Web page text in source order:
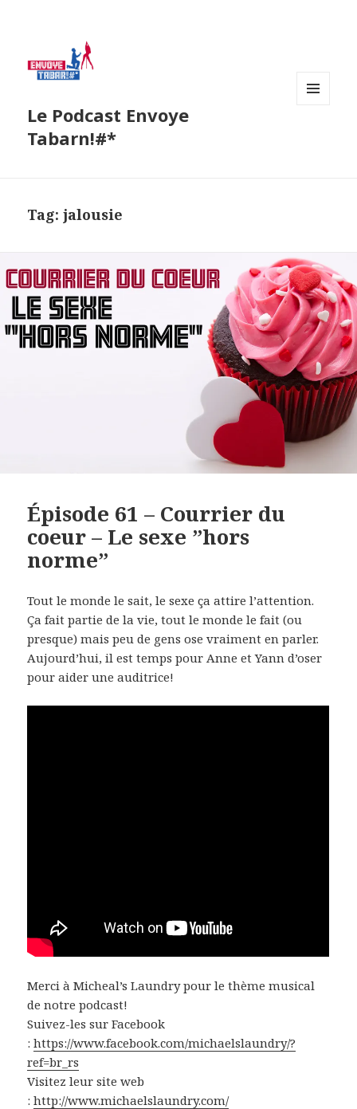
Le Podcast Envoye
Tabarn!#*
Tag:jalousie
Épisode 61 – Courrier du
coeur – Le sexe ”hors
norme”
Tout le monde le sait, le sexe ça attire l’attention.
Ça fait partie de la vie, tout le monde le fait (ou
presque) mais peu de gens ose vraiment en parler.
Aujourd’hui, il est temps pour Anne et Yann d’oser
pour aider une auditrice!
Merci à Micheal’s Laundry pour le thème musical
de notre podcast!
Suivez-les sur Facebook
:https://www.facebook.com/michaelslaundry/?
ref=br_rs
Visitez leur site web
:http://www.michaelslaundry.com/